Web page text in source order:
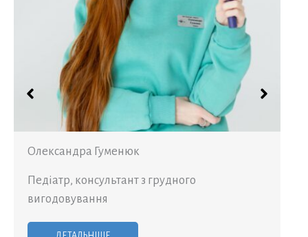
Олександра Гуменюк
Педіатр, консультант з грудного
вигодовування